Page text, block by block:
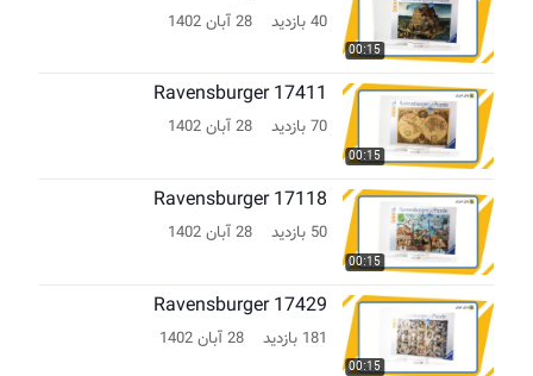
00:15
40 بازدید 28 آبان 1402
00:15
Ravensburger 17411
70 بازدید 28 آبان 1402
00:15
Ravensburger 17118
50 بازدید 28 آبان 1402
00:15
Ravensburger 17429
181 بازدید 28 آبان 1402